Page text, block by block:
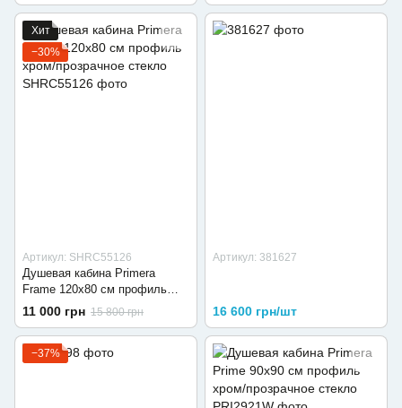
Хит
−30%
Артикул: SHRC55126
Душевая кабина Primera
Frame 120х80 см профиль
хром/прозрачное стекло
11 000 грн 15 800 грн
Артикул: 381627
16 600 грн/шт
−37%